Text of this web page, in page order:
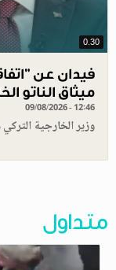
0.30
ميثاق الناتو
09/08/2026 - 12:46
وزير الخارجية
متداول